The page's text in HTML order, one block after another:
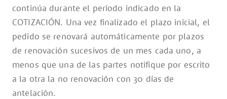
continúa durante el período indicado en la
COTIZACIÓN. Una vez finalizado el plazo inicial, el
pedido se renovará automáticamente por plazos
de renovación sucesivos de un mes cada uno, a
menos que una de las partes notifique por escrito
a la otra la no renovación con 30 días de
antelación.